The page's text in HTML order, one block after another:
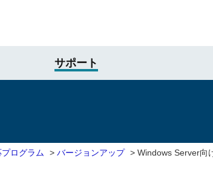
サポート
ログラム > バージョンアップ > Windows Server向